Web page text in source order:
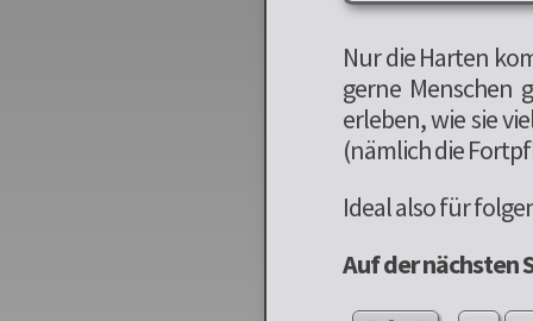
Nur die Harten
gerne Menschen
erleben, wie sie
(nämlich die
Ideal also für
Auf der nächsten